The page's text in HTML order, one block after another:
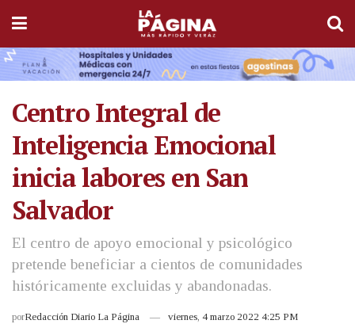
Centro Integral de
Inteligencia Emocional
inicia labores en San
Salvador
El centro de apoyo emocional y psicológico
pretende beneficiar a cientos de comunidades
históricamente excluidas y abandonadas.
porRedacción Diario La Página viernes, 4 marzo 2022 4:25 PM